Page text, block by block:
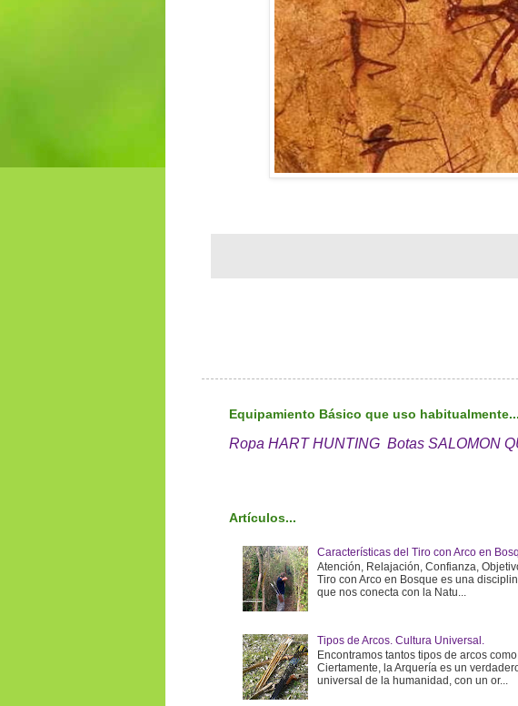
Equipamiento Básico que uso habitualmente...
Ropa HART HUNTING Botas SALOMON
Artículos...
Características del Tiro con Arco en
Atención, Relajación, Confianza,
Tiro con Arco en Bosque es una
que nos conecta con la Natu...
Tipos de Arcos. Cultura Universal.
Encontramos tantos tipos de arcos
Ciertamente, la Arquería es un
universal de la humanidad, con un or...